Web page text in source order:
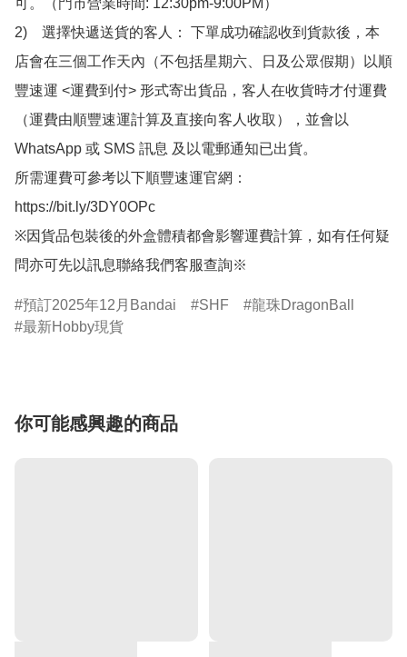
可。（門市營業時間: 12:30pm-9:00PM）
2)　選擇快遞送貨的客人： 下單成功確認收到貨款後，本
店會在三個工作天內（不包括星期六、日及公眾假期）以順
豐速運 <運費到付> 形式寄出貨品，客人在收貨時才付運費
（運費由順豐速運計算及直接向客人收取），並會以
WhatsApp 或 SMS 訊息 及以電郵通知已出貨。
所需運費可參考以下順豐速運官網：
https://bit.ly/3DY0OPc
※因貨品包裝後的外盒體積都會影響運費計算，如有任何疑
問亦可先以訊息聯絡我們客服查詢※
預訂2025年12月Bandai SHF
龍珠DragonBall
最新Hobby現貨
你可能感興趣的商品